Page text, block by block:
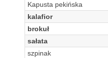
Kapusta pekińska
kalafior
brokuł
sałata
szpinak